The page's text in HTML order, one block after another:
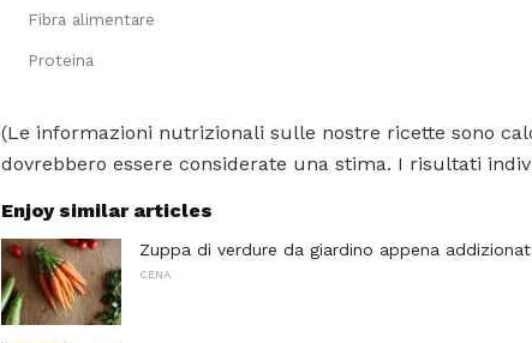
Fibra alimentare
Proteina
(Le informazioni nutrizionali sulle nostre ricette sono
dovrebbero essere considerate una stima. I risultati
Enjoy similar articles
Zuppa di verdure da giardino appena
CENA